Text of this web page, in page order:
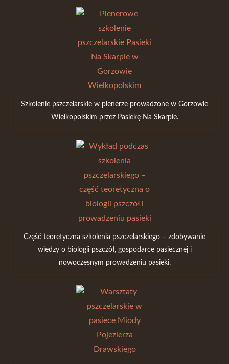
Szkolenie pszczelarskie w plenerze prowadzone w Gorzowie
Wielkopolskim przez Pasiekę Na Skarpie.
Część teoretyczna szkolenia pszczelarskiego – zdobywanie
wiedzy o biologii pszczół, gospodarce pasiecznej i
nowoczesnym prowadzeniu pasieki.